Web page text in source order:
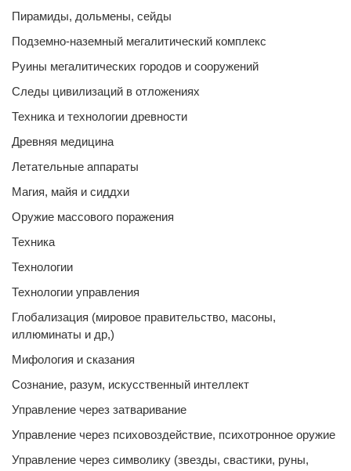
Пирамиды, дольмены, сейды
Подземно-наземный мегалитический комплекс
Руины мегалитических городов и сооружений
Следы цивилизаций в отложениях
Техника и технологии древности
Древняя медицина
Летательные аппараты
Магия, майя и сиддхи
Оружие массового поражения
Техника
Технологии
Технологии управления
Глобализация (мировое правительство, масоны,
иллюминаты и др,)
Мифология и сказания
Сознание, разум, искусственный интеллект
Управление через затваривание
Управление через психовоздействие, психотронное оружие
Управление через символику (звезды, свастики, руны,